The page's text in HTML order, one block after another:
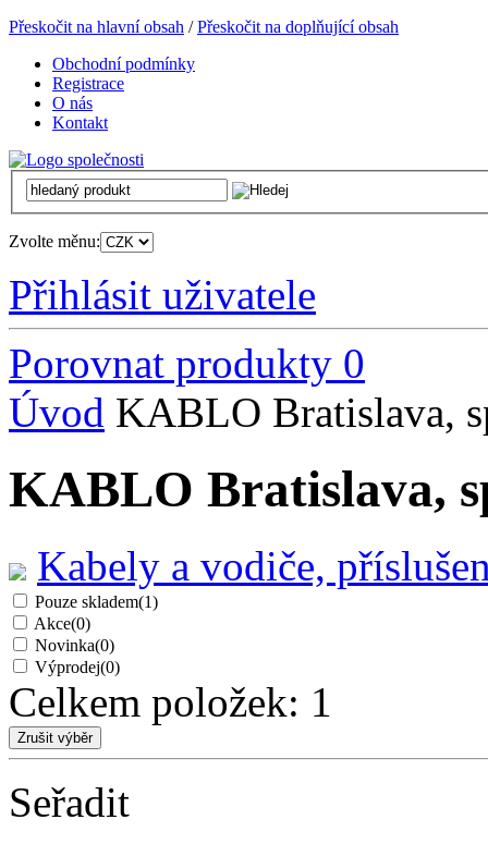
Přeskočit na hlavní obsah /Přeskočit na doplňující obsah
Obchodní podmínky
Registrace
O nás
Kontakt
Zvolte měnu:
Přihlásit uživatele
Porovnat produkty 0
Úvod KABLO Bratislava,
KABLO Bratislava,
Kabely a vodiče,
Pouze skladem(1)
Akce(0)
Novinka(0)
Výprodej(0)
Celkem položek: 1
Seřadit